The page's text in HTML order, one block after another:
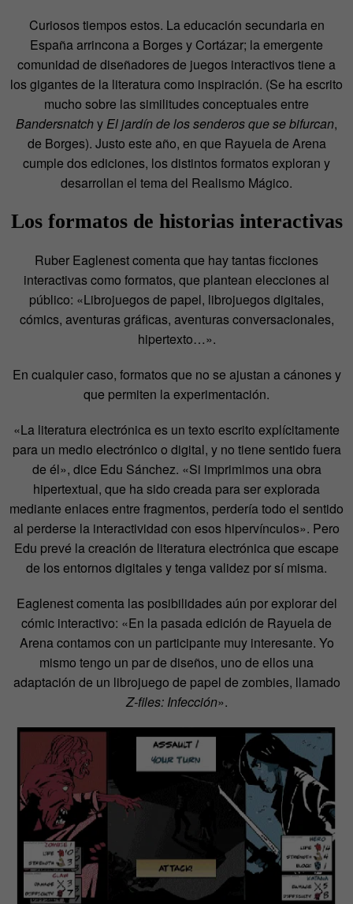
Curiosos tiempos estos. La educación secundaria en
España arrincona a Borges y Cortázar; la emergente
comunidad de diseñadores de juegos interactivos tiene a
los gigantes de la literatura como inspiración. (Se ha escrito
mucho sobre las similitudes conceptuales entre
BandersnatchyEl jardín de los senderos que se bifurcan,
de Borges). Justo este año, en que Rayuela de Arena
cumple dos ediciones, los distintos formatos exploran y
desarrollan el tema del Realismo Mágico.
Los formatos de historias interactivas
Ruber Eaglenest comenta que hay tantas ficciones
interactivas como formatos, que plantean elecciones al
público: «Librojuegos de papel, librojuegos digitales,
cómics, aventuras gráficas, aventuras conversacionales,
hipertexto…».
En cualquier caso, formatos que no se ajustan a cánones y
que permiten la experimentación.
«La literatura electrónica es un texto escrito explícitamente
para un medio electrónico o digital, y no tiene sentido fuera
de él», dice Edu Sánchez. «Si imprimimos una obra
hipertextual, que ha sido creada para ser explorada
mediante enlaces entre fragmentos, perdería todo el sentido
al perderse la interactividad con esos hipervínculos». Pero
Edu prevé la creación de literatura electrónica que escape
de los entornos digitales y tenga validez por sí misma.
Eaglenest comenta las posibilidades aún por explorar del
cómic interactivo: «En la pasada edición de Rayuela de
Arena contamos con un participante muy interesante. Yo
mismo tengo un par de diseños, uno de ellos una
adaptación de un librojuego de papel de zombies, llamado
Z-files: Infección».